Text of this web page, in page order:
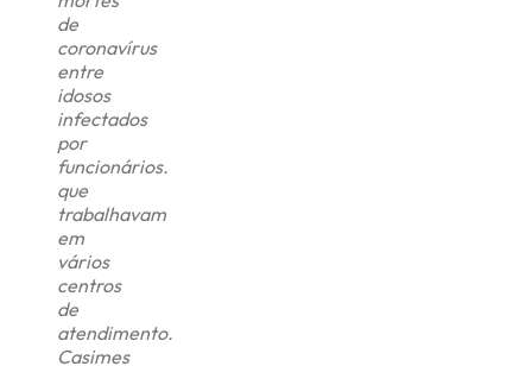
de
coronavírus
entre
idosos
infectados
por
funcionários.
que
trabalhavam
em
vários
centros
de
atendimento.
Casimes